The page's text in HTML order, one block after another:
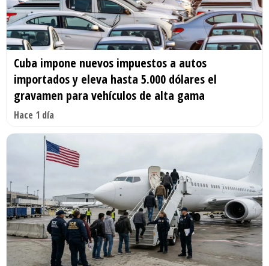
Cuba impone nuevos impuestos a autos
importados y eleva hasta 5.000 dólares el
gravamen para vehículos de alta gama
Hace 1 día